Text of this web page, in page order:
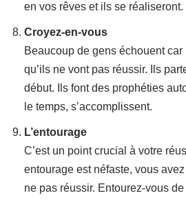
en vos rêves et ils se réaliseront.
Croyez-en-vous
Beaucoup de gens échouent
qu’ils ne vont pas réussir. Ils
début. Ils font des prophéties
le temps, s’accomplissent.
L’entourage
C’est un point crucial à votre
entourage est néfaste, vous
ne pas réussir. Entourez-vous